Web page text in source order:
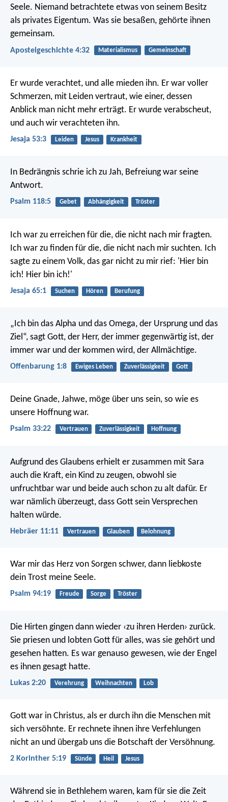
Seele. Niemand betrachtete etwas von seinem Besitz
als privates Eigentum. Was sie besaßen, gehörte ihnen
gemeinsam.
Apostelgeschichte 4:32 Materialismus Gemeinschaft
Er wurde verachtet, und alle mieden ihn. Er war voller
Schmerzen, mit Leiden vertraut, wie einer, dessen
Anblick man nicht mehr erträgt. Er wurde verabscheut,
und auch wir verachteten ihn.
Jesaja 53:3 Leiden Jesus Krankheit
In Bedrängnis schrie ich zu Jah, Befreiung war seine
Antwort.
Psalm 118:5 Gebet Abhängigkeit Tröster
Ich war zu erreichen für die, die nicht nach mir fragten.
Ich war zu finden für die, die nicht nach mir suchten. Ich
sagte zu einem Volk, das gar nicht zu mir rief: 'Hier bin
ich! Hier bin ich!'
Jesaja 65:1 Suchen Hören Berufung
„Ich bin das Alpha und das Omega, der Ursprung und das
Ziel“, sagt Gott, der Herr, der immer gegenwärtig ist, der
immer war und der kommen wird, der Allmächtige.
Offenbarung 1:8 Ewiges Leben Zuverlässigkeit Gott
Deine Gnade, Jahwe, möge über uns sein, so wie es
unsere Hoffnung war.
Psalm 33:22 Vertrauen Zuverlässigkeit Hoffnung
Aufgrund des Glaubens erhielt er zusammen mit Sara
auch die Kraft, ein Kind zu zeugen, obwohl sie
unfruchtbar war und beide auch schon zu alt dafür. Er
war nämlich überzeugt, dass Gott sein Versprechen
halten würde.
Hebräer 11:11 Vertrauen Glauben Belohnung
War mir das Herz von Sorgen schwer, dann liebkoste
dein Trost meine Seele.
Psalm 94:19 Freude Sorge Tröster
Die Hirten gingen dann wieder ‹zu ihren Herden› zurück.
Sie priesen und lobten Gott für alles, was sie gehört und
gesehen hatten. Es war genauso gewesen, wie der Engel
es ihnen gesagt hatte.
Lukas 2:20 Verehrung Weihnachten Lob
Gott war in Christus, als er durch ihn die Menschen mit
sich versöhnte. Er rechnete ihnen ihre Verfehlungen
nicht an und übergab uns die Botschaft der Versöhnung.
2 Korinther 5:19 Sünde Heil Jesus
Während sie in Bethlehem waren, kam für sie die Zeit